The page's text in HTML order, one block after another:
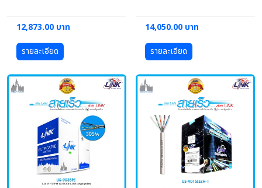
12,873.00 บาท
รายละเอียด
14,050.00 บาท
รายละเอียด